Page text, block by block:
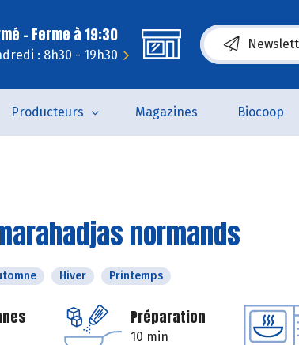
- Ferme à 19:30
: 8h30 - 19h30 (s’ouvre dans
Producteurs Magazines Biocoop
normands
Hiver Printemps
Préparation
10 min